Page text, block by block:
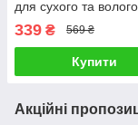
для сухого та
прибирання з
мікрофібри розумна
універсальна
339 ₴ 569 ₴
Купити
Акційні